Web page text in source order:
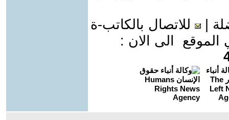
للاتصال بالكاتب-ة
الى الان :